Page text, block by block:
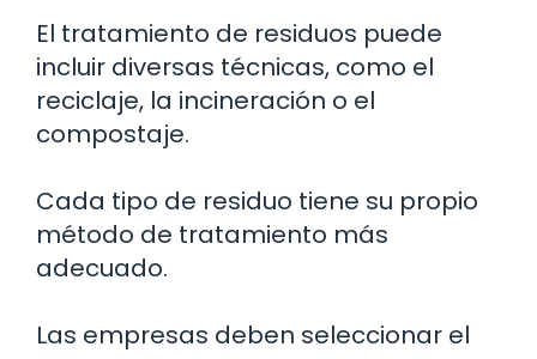
El tratamiento de residuos puede
incluir diversas técnicas, como el
reciclaje, la incineración o el
compostaje.
Cada tipo de residuo tiene su propio
método de tratamiento más
adecuado.
Las empresas deben seleccionar el